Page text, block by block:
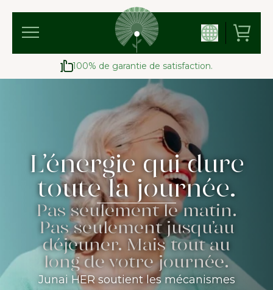
100% de garantie de satisfaction.
L’énergie qui dure
toute la journée.
Pas seulement le matin.
Pas seulement jusqu’au
déjeuner. Mais tout au
long de votre journée.
Junai HER soutient les mécanismes